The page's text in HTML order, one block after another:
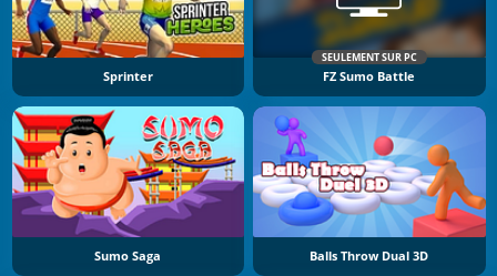
Sprinter
SEULEMENT SUR PC
FZ Sumo Battle
Sumo Saga Balls Throw Dual 3D